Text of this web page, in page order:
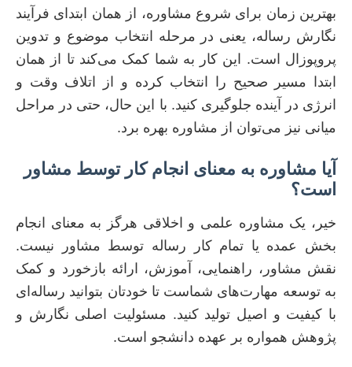
بهترین زمان برای شروع مشاوره، از همان ابتدای فرآیند
نگارش رساله، یعنی در مرحله انتخاب موضوع و تدوین
پروپوزال است. این کار به شما کمک می‌کند تا از همان
ابتدا مسیر صحیح را انتخاب کرده و از اتلاف وقت و
انرژی در آینده جلوگیری کنید. با این حال، حتی در مراحل
میانی نیز می‌توان از مشاوره بهره برد.
آیا مشاوره به معنای انجام کار توسط مشاور
است؟
خیر، یک مشاوره علمی و اخلاقی هرگز به معنای انجام
بخش عمده یا تمام کار رساله توسط مشاور نیست.
نقش مشاور، راهنمایی، آموزش، ارائه بازخورد و کمک
به توسعه مهارت‌های شماست تا خودتان بتوانید رساله‌ای
با کیفیت و اصیل تولید کنید. مسئولیت اصلی نگارش و
پژوهش همواره بر عهده دانشجو است.